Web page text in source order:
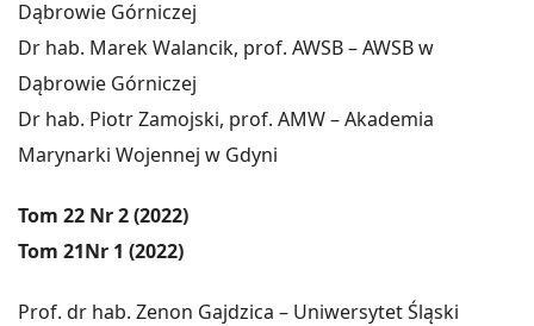
Dąbrowie Górniczej
Dr hab. Marek Walancik, prof. AWSB – AWSB w
Dąbrowie Górniczej
Dr hab. Piotr Zamojski, prof. AMW – Akademia
Marynarki Wojennej w Gdyni
Tom 22 Nr 2 (2022)
Tom 21Nr 1 (2022)
Prof. dr hab. Zenon Gajdzica – Uniwersytet Śląski